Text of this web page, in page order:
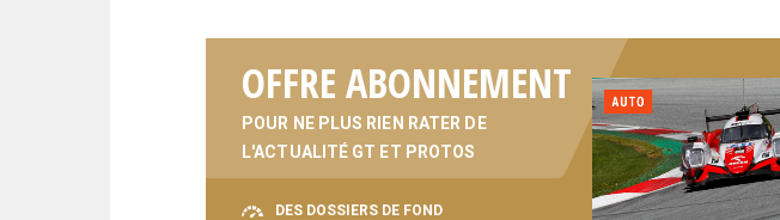
OFFRE ABONNEMENT
POUR NE PLUS RIEN RATER DE
L'ACTUALITÉ GT ET PROTOS
DES DOSSIERS DE FOND